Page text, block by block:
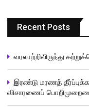
Recent Posts
வரலாற்றிலிருந்து
இரண்டு மரணத்
விசாரணைப்